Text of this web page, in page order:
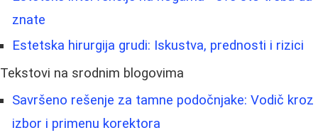
znate
Estetska hirurgija grudi: Iskustva, prednosti i rizici
Tekstovi na srodnim blogovima
Savršeno rešenje za tamne podočnjake: Vodič kroz
izbor i primenu korektora